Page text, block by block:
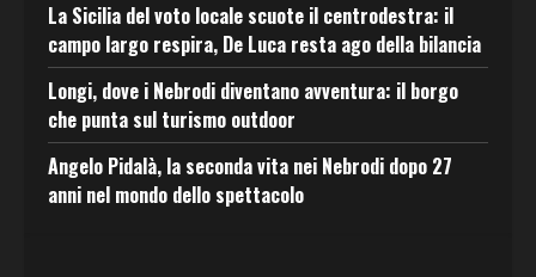
La Sicilia del voto locale scuote il centrodestra: il
campo largo respira, De Luca resta ago della bilancia
Longi, dove i Nebrodi diventano avventura: il borgo
che punta sul turismo outdoor
Angelo Pidalà, la seconda vita nei Nebrodi dopo 27
anni nel mondo dello spettacolo